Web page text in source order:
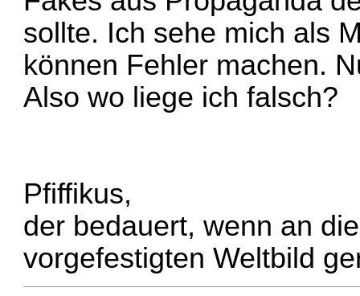
sollte. Ich sehe mich als
können Fehler machen.
Also wo liege ich falsch?
Pfiffikus,
der bedauert, wenn an
vorgefestigten Weltbild